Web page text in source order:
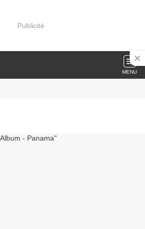
Publicité
MENU